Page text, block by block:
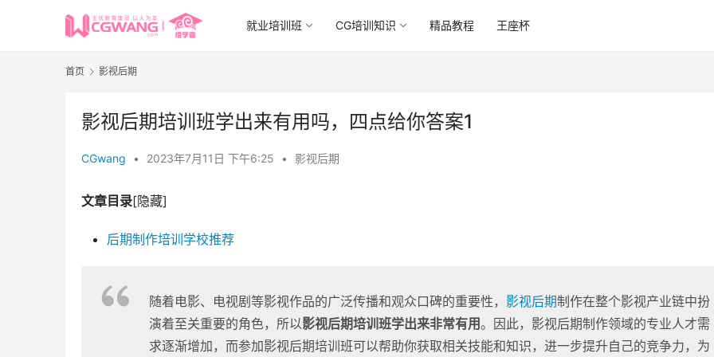
就业培训班 CG培训知识 精品教程 王座杯
首页 影视后期
影视后期培训班学出来有用吗，四点给你答案1
CGwang • 2023年7月11日 下午6:25 • 影视后期
文章目录[隐藏]
后期制作培训学校推荐
随着电影、电视剧等影视作品的广泛传播和观众口碑的重要性， 影视后期制作在整个影视产业链中扮
演着至关重要的角色，所以影视后期培训班学出来非常有用。因此，影视后期制作领域的专业人才需
求逐渐增加，而参加影视后期培训班可以帮助你获取相关技能和知识，进一步提升自己的竞争力，为